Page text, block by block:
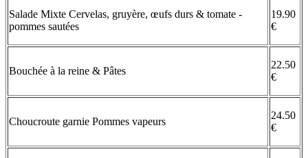
Salade Mixte Cervelas, gruyère, œufs durs & tomate -
pommes sautées
19.90
€
Bouchée à la reine & Pâtes
22.50
€
Choucroute garnie Pommes vapeurs
24.50
€